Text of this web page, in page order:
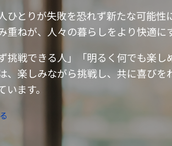
ひとりが失敗を恐れず新たな可能性
重ねが、人々の暮らしをより快適に
挑戦できる人」「明るく何でも楽し
、楽しみながら挑戦し、共に喜びを
います。